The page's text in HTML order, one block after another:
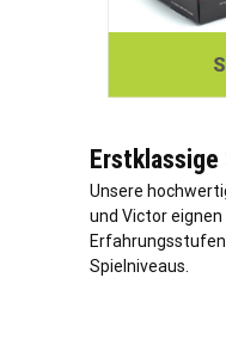
Erstklassige
Unsere
und Victor eignen
Spielniveaus.